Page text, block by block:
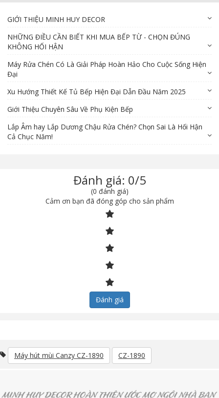
GIỚI THIỆU MINH HUY DECOR
NHỮNG ĐIỀU CẦN BIẾT KHI MUA BẾP TỪ - CHỌN ĐÚNG
KHÔNG HỐI HẬN
Máy Rửa Chén Có Là Giải Pháp Hoàn Hảo Cho Cuộc Sống Hiện
Đại
Xu Hướng Thiết Kế Tủ Bếp Hiện Đại Dẫn Đầu Năm 2025
Giới Thiệu Chuyên Sâu Về Phụ Kiện Bếp
Lắp Âm hay Lắp Dương Chậu Rửa Chén? Chọn Sai Là Hối Hận
Cả Chục Năm!
Đánh giá: 0/5
(0 đánh giá)
Cảm ơn bạn đã đóng góp cho sản phẩm
Đánh giá
Máy hút mùi Canzy CZ-1890 CZ-1890